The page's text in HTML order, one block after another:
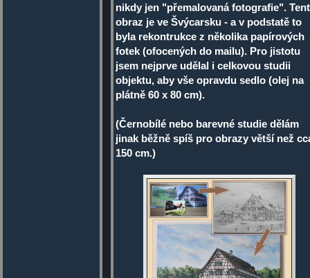
nikdy jen "přemalovaná fotografie".
obraz je ve Švýcarsku - a v podstatě to
byla rekontrukce z několika papírových
fotek (ofocených do mailu). Pro jistotu
jsem nejprve udělal i celkovou studii
objektu, aby vše opravdu sedlo (olej na
plátně 60 x 80 cm).
(Černobílé nebo barevné studie dělám
jinak běžně spíš pro obrazy větší než
150 cm.)